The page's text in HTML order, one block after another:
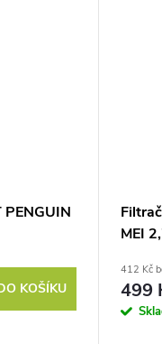
KOŠÍKU
MEI
412 Kč
499